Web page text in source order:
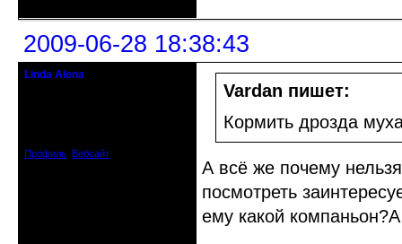
2009-06-28 18:38:43
Linda Alena
Профиль Вебсайт
Vardan пишет:
Кормить дрозда
А всё же почему
посмотреть
ему какой